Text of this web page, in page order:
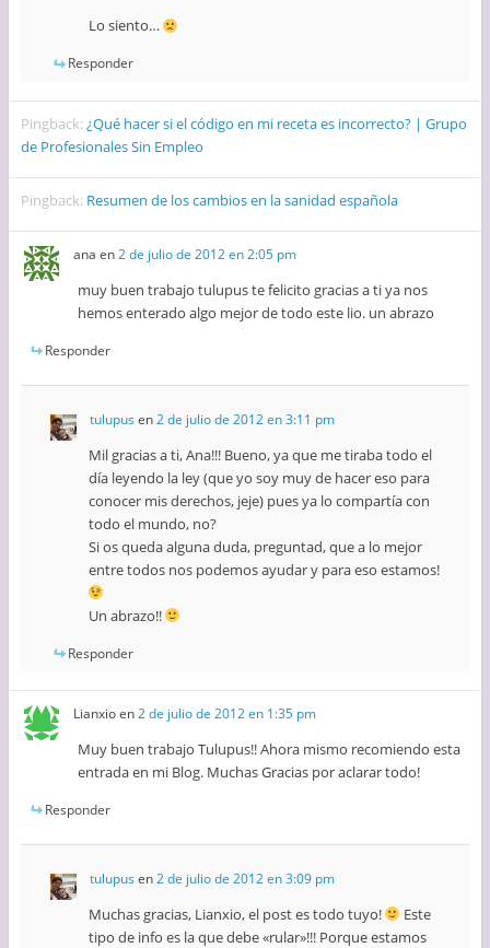
Lo siento…
Responder
Pingback:¿Qué hacer si el código en mi receta es incorrecto? | Grupo
de Profesionales Sin Empleo
Pingback: Resumen de los cambios en la sanidad española
ana en2 de julio de 2012 en 2:05 pm
muy buen trabajo tulupus te felicito gracias a ti ya nos
hemos enterado algo mejor de todo este lio. un abrazo
Responder
tulupus en2 de julio de 2012 en 3:11 pm
Mil gracias a ti, Ana!!! Bueno, ya que me tiraba todo el
día leyendo la ley (que yo soy muy de hacer eso para
conocer mis derechos, jeje) pues ya lo compartía con
todo el mundo, no?
Si os queda alguna duda, preguntad, que a lo mejor
entre todos nos podemos ayudar y para eso estamos!
Un abrazo!!
Responder
Lianxioen2 de julio de 2012 en 1:35 pm
Muy buen trabajo Tulupus!! Ahora mismo recomiendo esta
entrada en mi Blog. Muchas Gracias por aclarar todo!
Responder
tulupus en2 de julio de 2012 en 3:09 pm
Muchas gracias, Lianxio, el post es todo tuyo!
Este
tipo de info es la que debe «rular»!!! Porque estamos